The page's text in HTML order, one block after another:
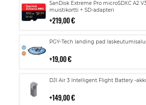
SanDisk Extreme Pro microSDXC A2
muistikortti + SD-adapteri
219,00 €
ostoskoriin
PGY-Tech landing pad
19,00 €
Lisää
DJI Air 3 Intelligent Flight Battery -
149,00 €
Lisää